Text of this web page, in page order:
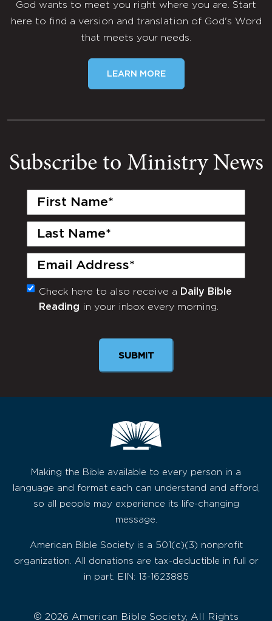
God wants to meet you right where you are. Start
here to find a version and translation of God's Word
that meets your needs.
LEARN MORE
Subscribe to Ministry News
First
Last
Email
(Required)
Monthly
Newsletter
Check here to also receive a Daily Bible
Reading in your inbox every morning.
Making the Bible available to every person in a
language and format each can understand and afford,
so all people may experience its life-changing
message.
American Bible Society is a 501(c)(3) nonprofit
organization. All donations are tax-deductible in full or
in part. EIN: 13-1623885
© 2026 American Bible Society, All Rights